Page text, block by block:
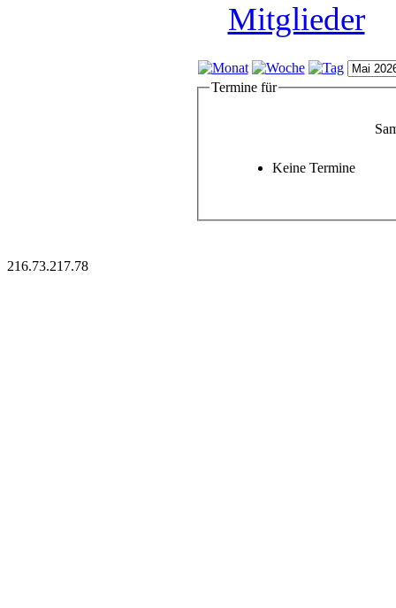
Mitglieder
Termine für
Keine Termine
216.73.217.78